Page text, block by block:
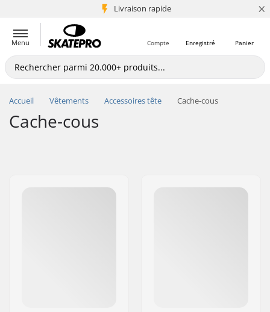
Livraison rapide
+5 mio de clients ×
Menu Panier
Enregistré
Compte
Accueil Vêtements Accessoires tête Cache-cous
Cache-cous